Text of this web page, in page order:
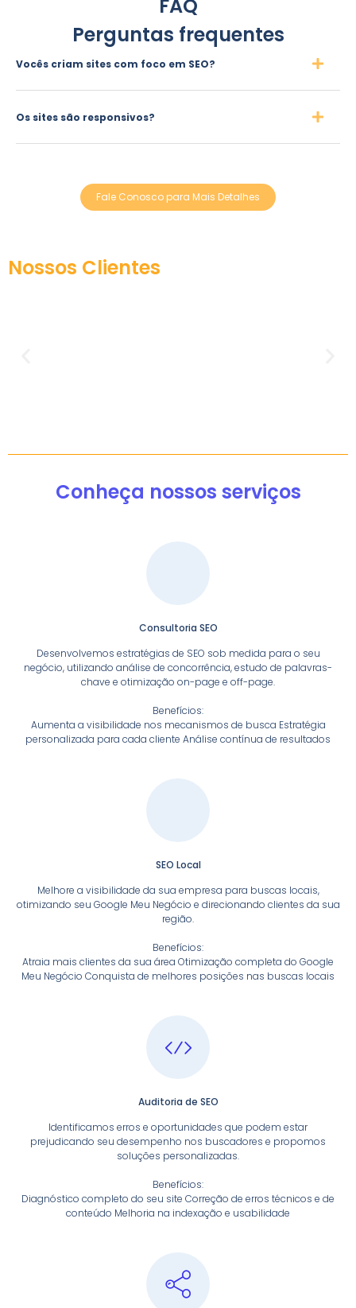
FAQ
Perguntas frequentes
Vocês criam sites com foco em SEO?
Os sites são responsivos?
Fale Conosco para Mais Detalhes
Nossos Clientes
Conheça nossos serviços
Consultoria SEO
Desenvolvemos estratégias de SEO sob medida para o seu
negócio, utilizando análise de concorrência, estudo de palavras-
chave e otimização on-page e off-page.
Benefícios:
Aumenta a visibilidade nos mecanismos de busca Estratégia
personalizada para cada cliente Análise contínua de resultados
SEO Local
Melhore a visibilidade da sua empresa para buscas locais,
otimizando seu Google Meu Negócio e direcionando clientes da sua
região.
Benefícios:
Atraia mais clientes da sua área Otimização completa do Google
Meu Negócio Conquista de melhores posições nas buscas locais
Auditoria de SEO
Identificamos erros e oportunidades que podem estar
prejudicando seu desempenho nos buscadores e propomos
soluções personalizadas.
Benefícios:
Diagnóstico completo do seu site Correção de erros técnicos e de
conteúdo Melhoria na indexação e usabilidade